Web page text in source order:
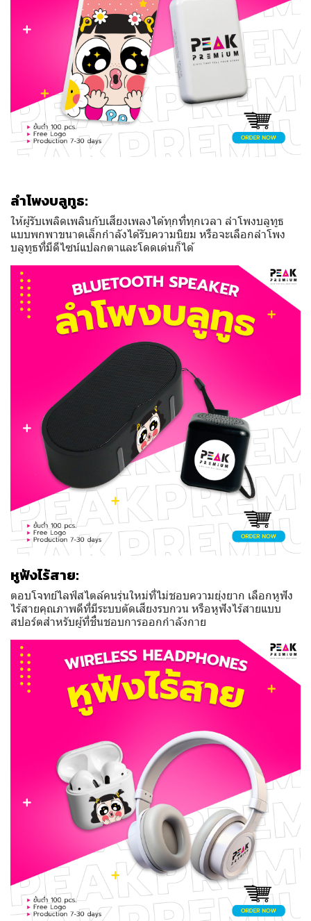
ลำโพงบลูทูธ:
ให้ผู้รับเพลิดเพลินกับเสียงเพลงได้ทุกที่ทุกเวลา ลำโพงบลูทูธ
แบบพกพาขนาดเล็กกำลังได้รับความนิยม หรือจะเลือกลำโพง
บลูทูธที่มีดีไซน์แปลกตาและโดดเด่นก็ได้
หูฟังไร้สาย:
ตอบโจทย์ไลฟ์สไตล์คนรุ่นใหม่ที่ไม่ชอบความยุ่งยาก เลือกหูฟัง
ไร้สายคุณภาพดีที่มีระบบตัดเสียงรบกวน หรือหูฟังไร้สายแบบ
สปอร์ตสำหรับผู้ที่ชื่นชอบการออกกำลังกาย